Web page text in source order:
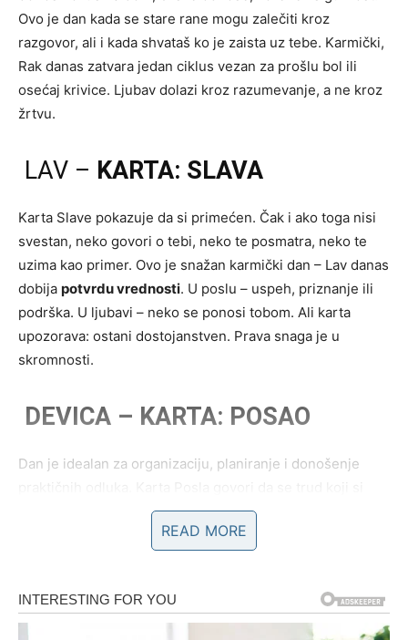
Ovo je dan kada se stare rane mogu zalečiti kroz
razgovor, ali i kada shvataš ko je zaista uz tebe. Karmički,
Rak danas zatvara jedan ciklus vezan za prošlu bol ili
osećaj krivice. Ljubav dolazi kroz razumevanje, a ne kroz
žrtvu.
LAV – KARTA: SLAVA
Karta Slave pokazuje da si primećen. Čak i ako toga nisi
svestan, neko govori o tebi, neko te posmatra, neko te
uzima kao primer. Ovo je snažan karmički dan – Lav danas
dobija potvrdu vrednosti. U poslu – uspeh, priznanje ili
podrška. U ljubavi – neko se ponosi tobom. Ali karta
upozorava: ostani dostojanstven. Prava snaga je u
skromnosti.
DEVICA – KARTA: POSAO
Dan je idealan za organizaciju, planiranje i donošenje
ulagao u tišini sada vidi. Možda ne danas kroz nagradu, ali
kroz jasne znakove da si na pravom putu. Karmički,
nagrađuje hrabru mudrost.
READ MORE